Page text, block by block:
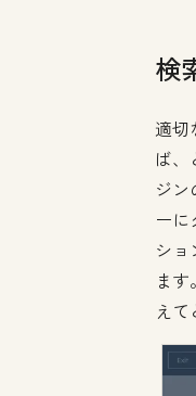
検
適切
ば
ジ
ー
シ
ま
え